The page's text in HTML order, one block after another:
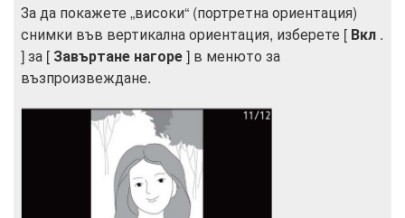
За да покажете „високи“ (портретна ориентация)
снимки във вертикална ориентация, изберете [ Вкл .
] за [ Завъртане нагоре] в менюто за
възпроизвеждане.